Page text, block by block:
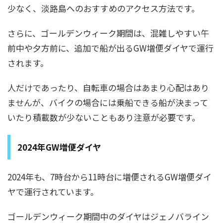
少なく、淡路島へのおすすめのアクセス方法です。
さらに、ゴールデンウィーク期間は、混雑しやすい午
前中や夕方前に、追加で船が出るGW増便ダイヤで運行
されます。
人だけであったり、自転車の場合はあまり心配はあり
ませんが、バイクの場合には乗船できる船が決まって
いたり積載数が少ないこともあり注意が必要です。
2024年GW増便ダイヤ
2024年も、7時台から11時台に増便されるGW増便ダイ
ヤで運行されています。
ゴールデンウィーク期間中のダイヤはジェノバライン